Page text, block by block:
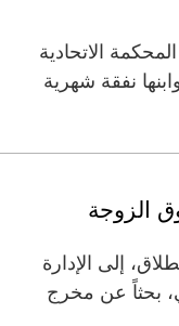
الاتحادية
نفقة شهرية
الزوجة
إلى الإدارة
بحثاً عن مخرج